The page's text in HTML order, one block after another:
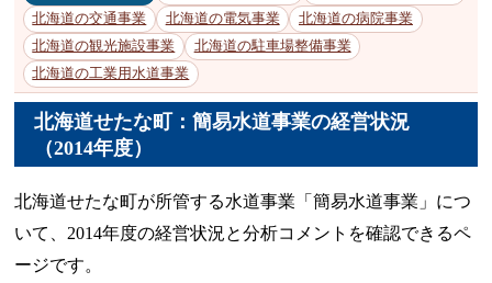
北海道の交通事業
北海道の電気事業
北海道の病院事業
北海道の観光施設事業
北海道の駐車場整備事業
北海道の工業用水道事業
北海道せたな町：簡易水道事業の経営状況
（2014年度）
北海道せたな町が所管する水道事業「簡易水道事業」につ
いて、2014年度の経営状況と分析コメントを確認できるペ
ージです。